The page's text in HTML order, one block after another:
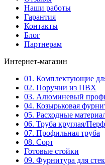
Наши работы
Гарантия
Контакты
Блог
Партнерам
Интернет-магазин
01. Комплектующие
02. Поручни из ПВХ
03. Алюминевый
04. Козырьковая
05. Расходные
06. Труба круглая/
07. Профильная труба
08. Сорт
Готовые стойки
09. Фурнитура для